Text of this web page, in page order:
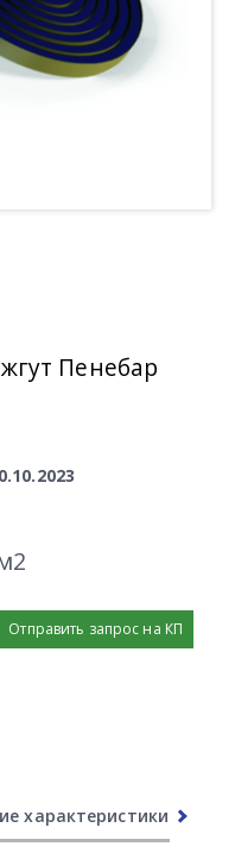
Пенебар
Отправить запрос на КП
характеристики